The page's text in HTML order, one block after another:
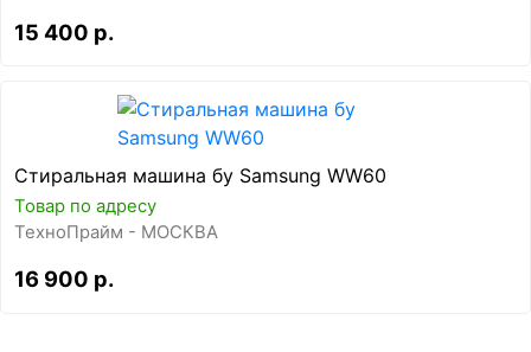
15 400 р.
Стиральная машина бу Samsung WW60
Товар по адресу
ТехноПрайм - МОСКВА
16 900 р.